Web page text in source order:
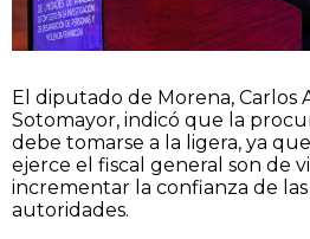
El diputado de Morena, Carlos
Sotomayor, indicó que la
debe tomarse a la ligera, ya
ejerce el fiscal general son de
incrementar la confianza de las
autoridades.